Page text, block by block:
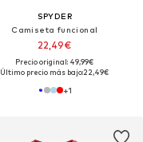
SPYDER
Camiseta funcional
22,49€
Precio original: 49,99€
Último precio más bajo:22,49€
+1